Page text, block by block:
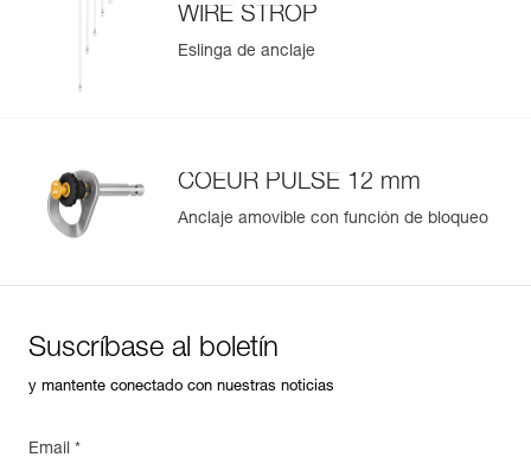
WIRE STROP
Eslinga de anclaje
COEUR PULSE 12 mm
Anclaje amovible con función de bloqueo
Suscríbase al boletín
y mantente conectado con nuestras noticias
Email *